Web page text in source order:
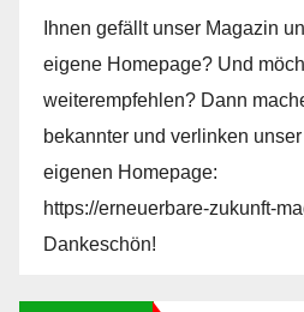
Ihnen gefällt unser Magazin
eigene Homepage? Und
weiterempfehlen? Dann
bekannter und verlinken
eigenen Homepage:
https://erneuerbare-zukunft-
Dankeschön!